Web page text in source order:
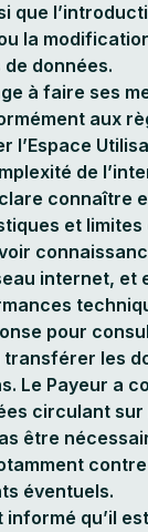
que
la
données.
à faire ses
aux
l’Espace
de
connaître
et limites
internet, et
pour
les
Le Payeur a
circulant sur
être
éventuels.
informé qu’il